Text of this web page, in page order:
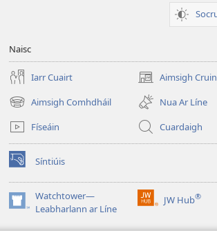
Naisc
Iarr Cuairt Aimsigh
(opens
new
window)
Aimsigh Comhdháil
(opens
new
window)
Nua Ar Líne
Físeáin
Cuardaigh
Síntiúis
(opens
new
window)Watchtower—
Leabharlann ar Líne
(opens
JW Hub®
(opens
window)